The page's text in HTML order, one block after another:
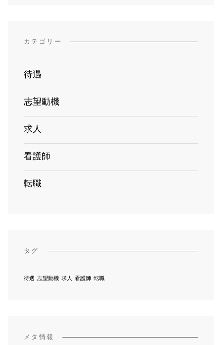
カテゴリー
待遇
志望動機
求人
看護師
転職
タグ
待遇 志望動機 求人 看護師 転職
メタ情報